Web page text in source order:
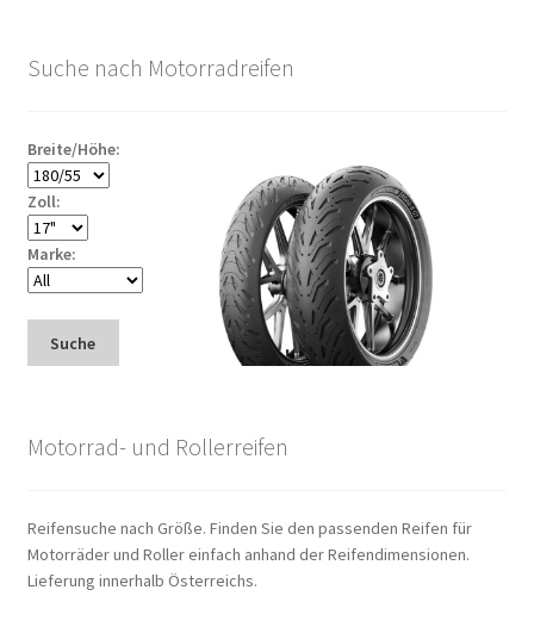
Suche nach Motorradreifen
Breite/Höhe:
Zoll:
Marke:
Suche
Motorrad- und Rollerreifen
Reifensuche nach Größe. Finden Sie den passenden Reifen für
Motorräder und Roller einfach anhand der Reifendimensionen.
Lieferung innerhalb Österreichs.